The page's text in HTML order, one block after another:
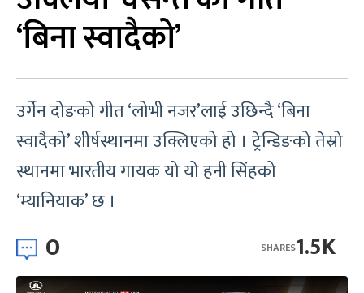
‘बिना स्वादैको’
उर्गेन दोङको गीत ‘लोभी नजर’लाई उछिन्दै ‘बिना
स्वादैको’ शीर्षस्थानमा उक्लिएको हो । ट्रेन्डिङको तेस्रो
स्थानमा भारतीय गायक यो यो हनी सिंहको
‘म्यानियाक’ छ ।
0 1.5K
SHARES